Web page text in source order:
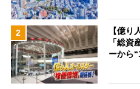
2
【億り
「総
ーから